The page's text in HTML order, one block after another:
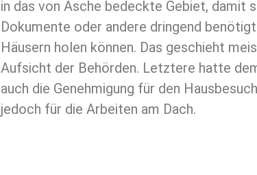
in das von Asche bedeckte Gebiet, damit
Dokumente oder andere dringend
Häusern holen können. Das geschieht
Aufsicht der Behörden. Letztere hatte
auch die Genehmigung für den
jedoch für die Arbeiten am Dach.